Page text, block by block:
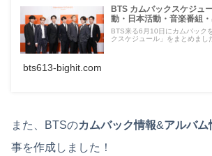
BTS カムバックスケジュ
動・日本活動・音楽番組・
BTS来る6月10日にカムバック
クスケジュール」をまとめまし
bts613-bighit.com
また、BTSのカムバック情報&アルバム
事を作成しました！